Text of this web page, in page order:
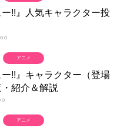
ー!!』人気キャラクター投
ー!!』キャラクター（登場
紹介＆解説
アニメ
アニメ